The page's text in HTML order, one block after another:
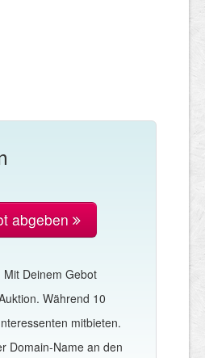
abgeben
Mit Deinem Gebot
Während 10
mitbieten.
Domain-Name an den